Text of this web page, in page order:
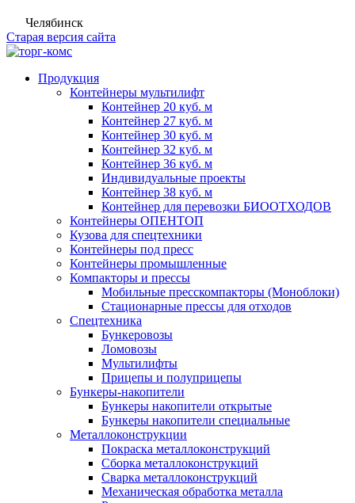
Челябинск
Старая версия сайта
Продукция
Контейнеры мультилифт
Контейнер 20 куб. м
Контейнер 27 куб. м
Контейнер 30 куб. м
Контейнер 32 куб. м
Контейнер 36 куб. м
Индивидуальные проекты
Контейнер 38 куб. м
Контейнер для перевозки БИООТХОДОВ
Контейнеры ОПЕНТОП
Кузова для спецтехники
Контейнеры под пресс
Контейнеры промышленные
Компакторы и прессы
Мобильные пресскомпакторы (Моноблоки)
Стационарные прессы для отходов
Спецтехника
Бункеровозы
Ломовозы
Мультилифты
Прицепы и полуприцепы
Бункеры-накопители
Бункеры накопители открытые
Бункеры накопители специальные
Металлоконструкции
Покраска металлоконструкций
Сборка металлоконструкций
Сварка металлоконструкций
Механическая обработка металла